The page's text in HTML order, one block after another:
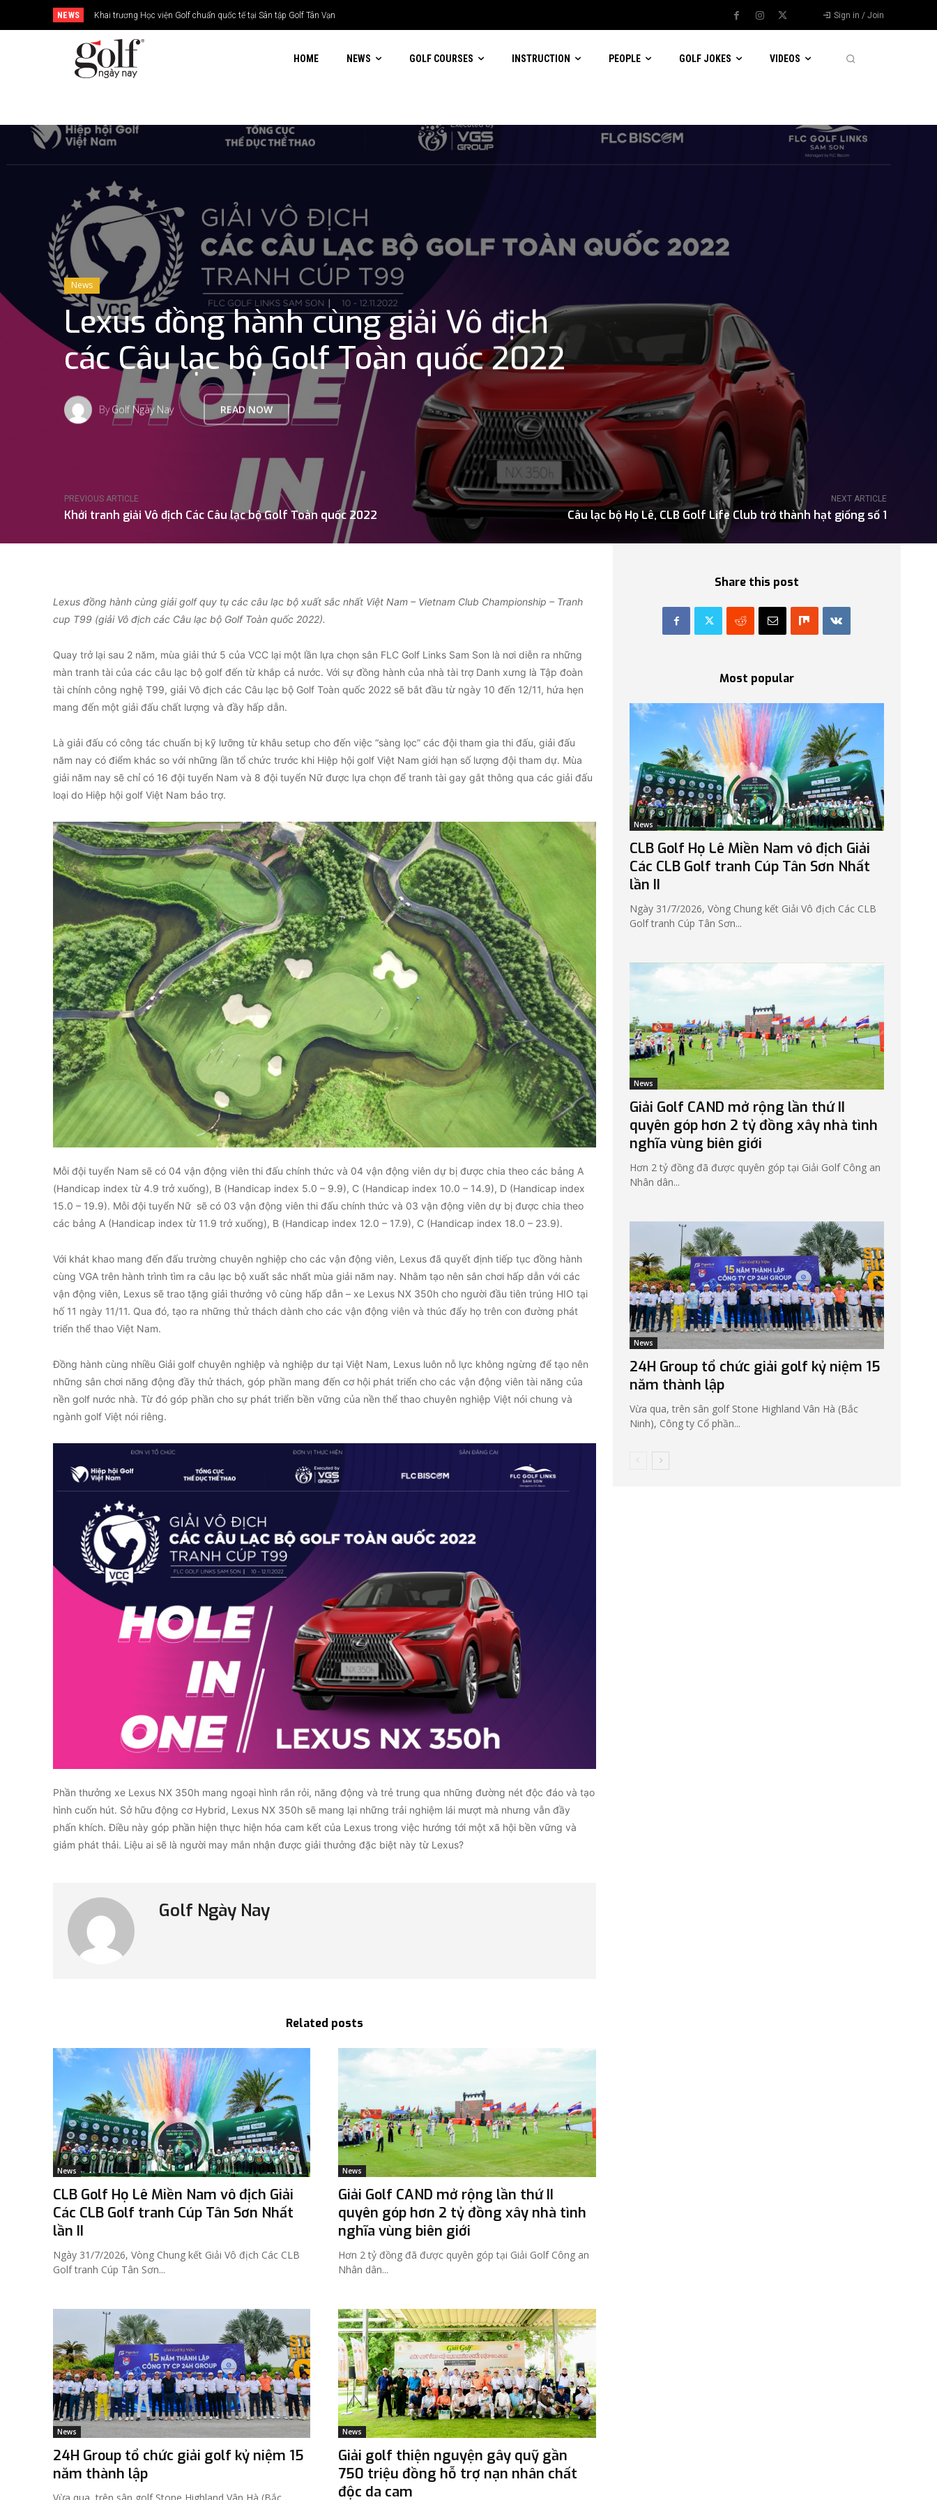
NEWS Khai trương Học viện Golf chuẩn quốc tế tại Sân tập Golf Tân Vạn Sign in / Join
HOME NEWS GOLF COURSES INSTRUCTION PEOPLE GOLF JOKES VIDEOS
PREVIOUS ARTICLE
Khởi tranh giải Vô địch Các Câu lạc bộ Golf Toàn quốc 2022
NEXT ARTICLE
Câu lạc bộ Họ Lê, CLB Golf Life Club trở thành hạt giống số 1
News
Lexus đồng hành cùng giải Vô địch
các Câu lạc bộ Golf Toàn quốc 2022
By Golf Ngày Nay READ NOW
Lexus đồng hành cùng giải golf quy tụ các câu lạc bộ xuất sắc nhất Việt Nam – Vietnam Club Championship – Tranh
cup T99 (giải Vô địch các Câu lạc bộ Golf Toàn quốc 2022).
Quay trở lại sau 2 năm, mùa giải thứ 5 của VCC lại một lần lựa chọn sân FLC Golf Links Sam Son là nơi diễn ra những
màn tranh tài của các câu lạc bộ golf đến từ khắp cả nước. Với sự đồng hành của nhà tài trợ Danh xưng là Tập đoàn
tài chính công nghệ T99, giải Vô địch các Câu lạc bộ Golf Toàn quốc 2022 sẽ bắt đầu từ ngày 10 đến 12/11, hứa hẹn
mang đến một giải đấu chất lượng và đầy hấp dẫn.
Là giải đấu có công tác chuẩn bị kỹ lưỡng từ khâu setup cho đến việc “sàng lọc” các đội tham gia thi đấu, giải đấu
năm nay có điểm khác so với những lần tổ chức trước khi Hiệp hội golf Việt Nam giới hạn số lượng đội tham dự. Mùa
giải năm nay sẽ chỉ có 16 đội tuyển Nam và 8 đội tuyển Nữ được lựa chọn để tranh tài gay gắt thông qua các giải đấu
loại do Hiệp hội golf Việt Nam bảo trợ.
Mỗi đội tuyển Nam sẽ có 04 vận động viên thi đấu chính thức và 04 vận động viên dự bị được chia theo các bảng A
(Handicap index từ 4.9 trở xuống), B (Handicap index 5.0 – 9.9), C (Handicap index 10.0 – 14.9), D (Handicap index
15.0 – 19.9). Mỗi đội tuyển Nữ sẽ có 03 vận động viên thi đấu chính thức và 03 vận động viên dự bị được chia theo
các bảng A (Handicap index từ 11.9 trở xuống), B (Handicap index 12.0 – 17.9), C (Handicap index 18.0 – 23.9).
Với khát khao mang đến đấu trường chuyên nghiệp cho các vận động viên, Lexus đã quyết định tiếp tục đồng hành
cùng VGA trên hành trình tìm ra câu lạc bộ xuất sắc nhất mùa giải năm nay. Nhằm tạo nên sân chơi hấp dẫn với các
vận động viên, Lexus sẽ trao tặng giải thưởng vô cùng hấp dẫn – xe Lexus NX 350h cho người đầu tiên trúng HIO tại
hố 11 ngày 11/11. Qua đó, tạo ra những thử thách dành cho các vận động viên và thúc đẩy họ trên con đường phát
triển thể thao Việt Nam.
Đồng hành cùng nhiều Giải golf chuyên nghiệp và nghiệp dư tại Việt Nam, Lexus luôn nỗ lực không ngừng để tạo nên
những sân chơi năng động đầy thử thách, góp phần mang đến cơ hội phát triển cho các vận động viên tài năng của
nền golf nước nhà. Từ đó góp phần cho sự phát triển bền vững của nền thể thao chuyên nghiệp Việt nói chung và
ngành golf Việt nói riêng.
Phần thưởng xe Lexus NX 350h mang ngoại hình rắn rỏi, năng động và trẻ trung qua những đường nét độc đáo và tạo
hình cuốn hút. Sở hữu động cơ Hybrid, Lexus NX 350h sẽ mang lại những trải nghiệm lái mượt mà nhưng vẫn đầy
phấn khích. Điều này góp phần hiện thực hiện hóa cam kết của Lexus trong việc hướng tới một xã hội bền vững và
giảm phát thải. Liệu ai sẽ là người may mắn nhận được giải thưởng đặc biệt này từ Lexus?
Golf Ngày Nay
Related posts
News
CLB Golf Họ Lê Miền Nam vô địch Giải
Các CLB Golf tranh Cúp Tân Sơn Nhất
lần II
Ngày 31/7/2026, Vòng Chung kết Giải Vô địch Các CLB
Golf tranh Cúp Tân Sơn...
News
Giải Golf CAND mở rộng lần thứ II
quyên góp hơn 2 tỷ đồng xây nhà tình
nghĩa vùng biên giới
Hơn 2 tỷ đồng đã được quyên góp tại Giải Golf Công an
Nhân dân...
News
24H Group tổ chức giải golf kỷ niệm 15
năm thành lập
Vừa qua, trên sân golf Stone Highland Vân Hà (Bắc
News
Giải golf thiện nguyện gây quỹ gần
750 triệu đồng hỗ trợ nạn nhân chất
độc da cam
Share this post
Most popular
News
CLB Golf Họ Lê Miền Nam vô địch Giải
Các CLB Golf tranh Cúp Tân Sơn Nhất
lần II
Ngày 31/7/2026, Vòng Chung kết Giải Vô địch Các CLB
Golf tranh Cúp Tân Sơn...
News
Giải Golf CAND mở rộng lần thứ II
quyên góp hơn 2 tỷ đồng xây nhà tình
nghĩa vùng biên giới
Hơn 2 tỷ đồng đã được quyên góp tại Giải Golf Công an
Nhân dân...
News
24H Group tổ chức giải golf kỷ niệm 15
năm thành lập
Vừa qua, trên sân golf Stone Highland Vân Hà (Bắc
Ninh), Công ty Cổ phần...